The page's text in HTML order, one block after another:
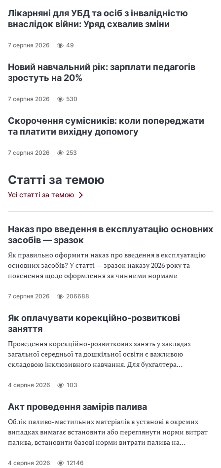
Лікарняні для УБД та осіб з інвалідністю
внаслідок війни: Уряд схвалив зміни
7 серпня 2026 49
Новий навчальний рік: зарплати педагогів
зростуть на 20%
7 серпня 2026 530
Скорочення сумісників: коли попереджати
та платити вихідну допомогу
7 серпня 2026 253
Статті за темою
Усі статті за темою
Наказ про введення в експлуатацію основних
засобів — зразок
Як правильно оформити наказ про введення в експлуатацію
основних засобів? У статті — зразок наказу 2026 року та
пояснення щодо оформлення за чинними нормами
7 серпня 2026 206688
Як оплачувати корекційно-розвиткові
заняття
Проведення корекційно-розвиткових занять у закладах
загальної середньої та дошкільної освіти є важливою
складовою інклюзивного навчання. Для бухгалтера
уваги, адже фінансування здійснюється за рахунок цільових
розрахункових нюансів
4 серпня 2026 103
Акт проведення замірів палива
Облік паливо-мастильних матеріалів в установі в окремих
випадках вимагає встановити або переглянути норми витрат
палива, встановити базові норми витрати палива на
установлені норми, а також проконтролювати фактичне його
4 серпня 2026 12146